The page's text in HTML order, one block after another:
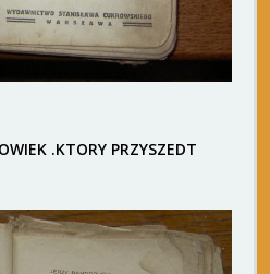
.KTORY PRZYSZEDT